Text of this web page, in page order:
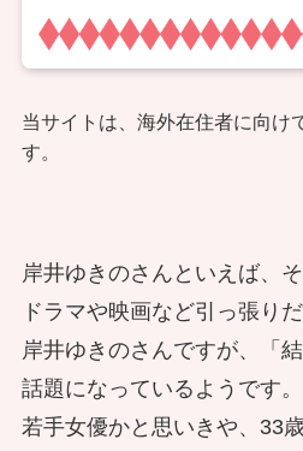
当サイトは、海外在住者に向け
す。
岸井ゆきのさんといえば、
ドラマや映画など引っ張り
岸井ゆきのさんですが、「
話題になっているようです
若手女優かと思いきや、33